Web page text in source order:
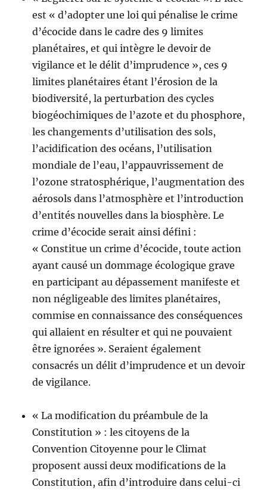
est « d’adopter une loi qui pénalise le crime
d’écocide dans le cadre des 9 limites
planétaires, et qui intègre le devoir de
vigilance et le délit d’imprudence », ces 9
limites planétaires étant l’érosion de la
biodiversité, la perturbation des cycles
biogéochimiques de l’azote et du phosphore,
les changements d’utilisation des sols,
l’acidification des océans, l’utilisation
mondiale de l’eau, l’appauvrissement de
l’ozone stratosphérique, l’augmentation des
aérosols dans l’atmosphère et l’introduction
d’entités nouvelles dans la biosphère. Le
crime d’écocide serait ainsi défini :
« Constitue un crime d’écocide, toute action
ayant causé un dommage écologique grave
en participant au dépassement manifeste et
non négligeable des limites planétaires,
commise en connaissance des conséquences
qui allaient en résulter et qui ne pouvaient
être ignorées ». Seraient également
consacrés un délit d’imprudence et un devoir
de vigilance.
« La modification du préambule de la
Constitution » : les citoyens de la
Convention Citoyenne pour le Climat
proposent aussi deux modifications de la
Constitution, afin d’introduire dans celui-ci